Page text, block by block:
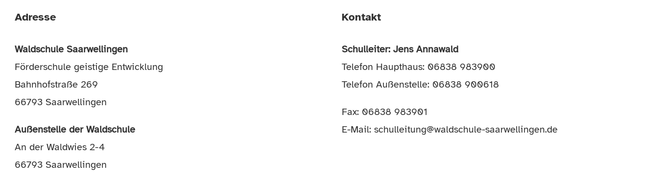
Adresse
Waldschule Saarwellingen
Förderschule geistige Entwicklung
Bahnhofstraße 269
66793 Saarwellingen
Außenstelle der Waldschule
An der Waldwies 2-4
66793 Saarwellingen
Kontakt
Schulleiter: Jens Annawald
Telefon Haupthaus: 06838 983900
Telefon Außenstelle: 06838 900618
Fax: 06838 983901
E-Mail: schulleitung@waldschule-saarwellingen.de